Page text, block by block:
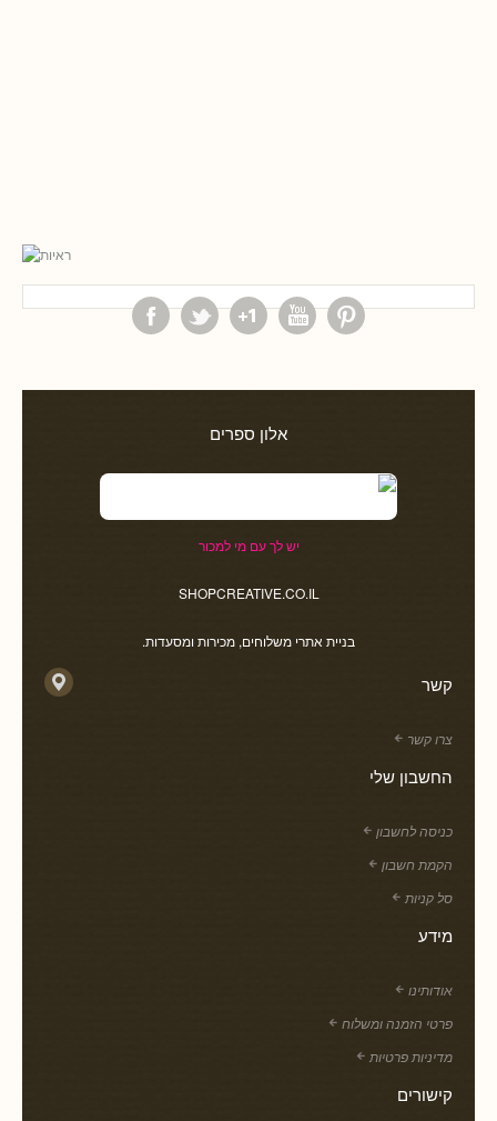
אלון ספרים
יש לך עם מי למכור
SHOPCREATIVE.CO.IL
בניית אתרי משלוחים, מכירות ומסעדות.
קשר
צרו קשר
החשבון שלי
כניסה לחשבון
הקמת חשבון
סל קניות
מידע
אודותינו
פרטי הזמנה ומשלוח
מדיניות פרטיות
קישורים